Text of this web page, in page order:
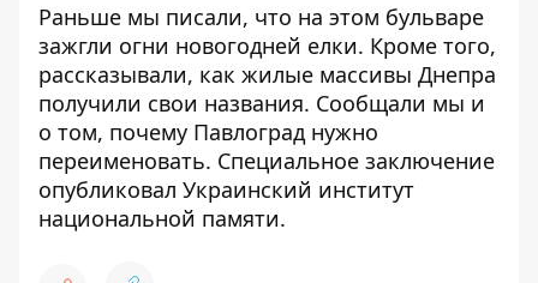
Раньше мы писали, что на этом бульваре
зажгли огни новогодней елки. Кроме того,
рассказывали, как жилые массивы Днепра
получили свои названия. Сообщали мы и
о том, почему Павлоград нужно
переименовать. Специальное заключение
опубликовал Украинский институт
национальной памяти.